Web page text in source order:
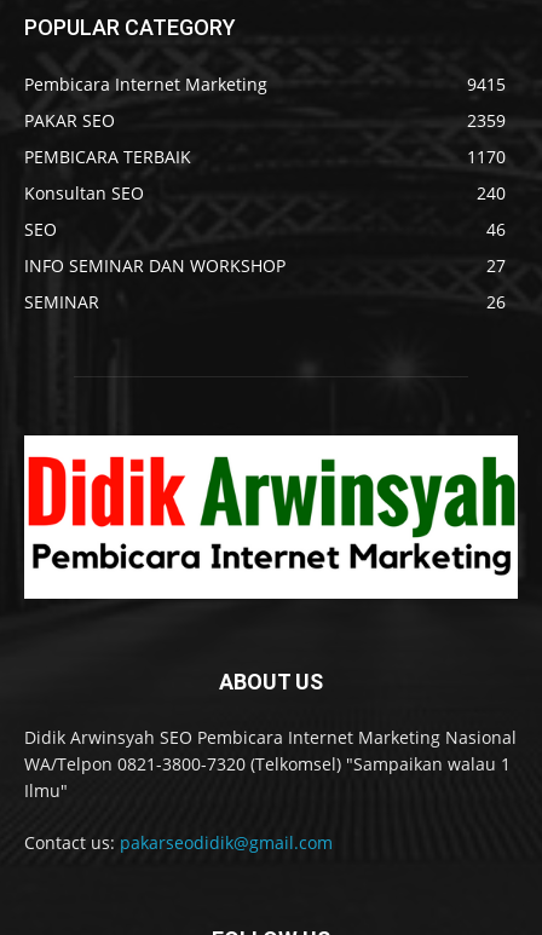
POPULAR CATEGORY
Pembicara Internet Marketing
9415
PAKAR SEO
2359
PEMBICARA TERBAIK
1170
Konsultan SEO
240
SEO
46
INFO SEMINAR DAN WORKSHOP
27
SEMINAR
26
ABOUT US
Didik Arwinsyah SEO Pembicara Internet Marketing Nasional
WA/Telpon 0821-3800-7320 (Telkomsel) "Sampaikan walau 1
Ilmu"
Contact us: pakarseodidik@gmail.com